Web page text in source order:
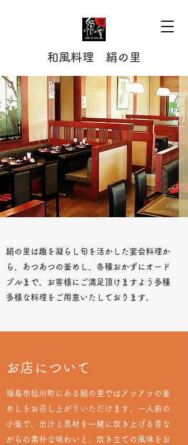
和風料理 絹の里
絹の里は趣を凝らし旬を活かした宴会料理か
ら、あつあつの釜めし、各種おかずにオード
ブルまで、お客様にご満足頂けますよう多種
多様な料理をご用意いたしております。
​お店について
福島市松川町にある絹の里ではアツアツの釜
めしをお召し上がりいただけます。一人前の
小釜で、出汁と具材を一緒に炊き上げる昔な
がらの素朴な味わいと、炊き立ての風味をお